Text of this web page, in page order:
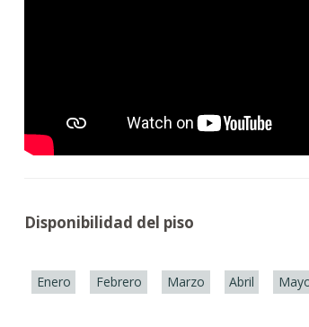
Disponibilidad del piso
Enero Febrero Marzo Abril